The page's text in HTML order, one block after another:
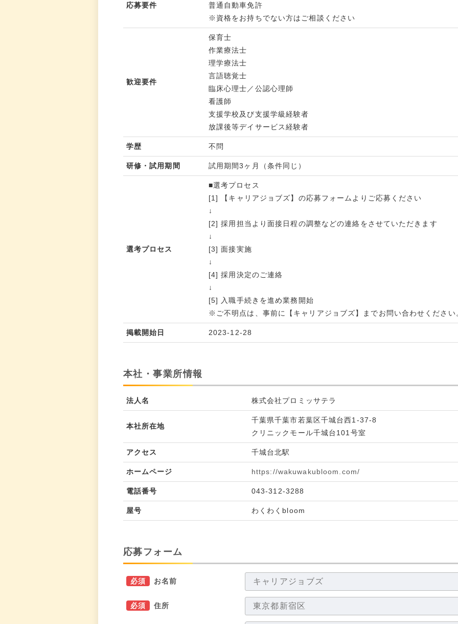
応募要件
普通自動車免許
※資格をお持ちでない方はご相談ください
歓迎要件
保育士
作業療法士
理学療法士
言語聴覚士
臨床心理士／公認心理師
看護師
支援学校及び支援学級経験者
放課後等デイサービス経験者
学歴 不問
研修・試用期間 試用期間3ヶ月（条件同じ）
選考プロセス
■選考プロセス
[1] 【キャリアジョブズ】の応募フォームよりご応募ください
↓
[2] 採用担当より面接日程の調整などの連絡をさせていただきます
↓
[3] 面接実施
↓
[4] 採用決定のご連絡
↓
[5] 入職手続きを進め業務開始
※ご不明点は、事前に【キャリアジョブズ】までお問い合わせください
掲載開始日 2023-12-28
本社・事業所情報
法人名 株式会社プロミッサテラ
本社所在地
千葉県千葉市若葉区千城台西1-37-8
クリニックモール千城台101号室
アクセス 千城台北駅
ホームページ https://wakuwakubloom.com/
電話番号 043-312-3288
屋号 わくわくbloom
応募フォーム
必須 お名前
必須 住所